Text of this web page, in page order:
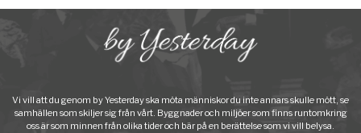
Vi vill att du genom by Yesterday ska möta människor du inte annars skulle mött, se
samhällen som skiljer sig från vårt. Byggnader och miljöer som finns runtomkring
oss är som minnen från olika tider och bär på en berättelse som vi vill belysa.